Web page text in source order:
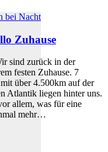
Zuhause
sind zurück in der
festen Zuhause. 7
über 4.500km auf der
Atlantik liegen hinter uns.
allem, was für eine
mehr…